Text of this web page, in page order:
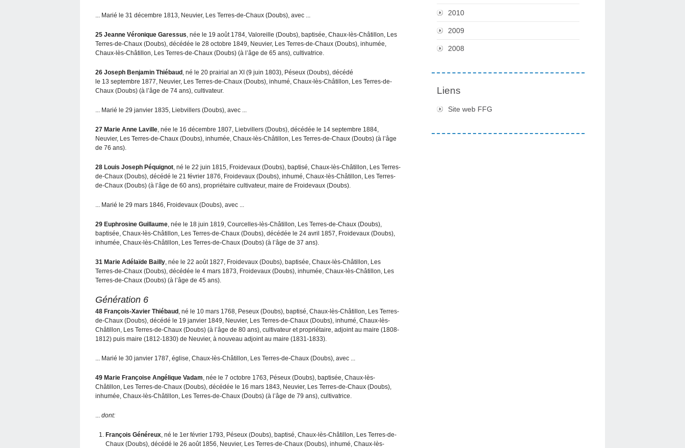
... Marié le 31 décembre 1813, Neuvier, Les Terres-de-Chaux (Doubs), avec ...
25 Jeanne Véronique Garessus, née le 19 août 1784, Valoreille (Doubs), baptisée, Chaux-lès-Châtillon, Les
Terres-de-Chaux (Doubs), décédée le 28 octobre 1849, Neuvier, Les Terres-de-Chaux (Doubs), inhumée,
Chaux-lès-Châtillon, Les Terres-de-Chaux (Doubs) (à l’âge de 65 ans), cultivatrice.
26 Joseph Benjamin Thiébaud, né le 20 prairial an XI (9 juin 1803), Péseux (Doubs), décédé
le 13 septembre 1877, Neuvier, Les Terres-de-Chaux (Doubs), inhumé, Chaux-lès-Châtillon, Les Terres-de-
Chaux (Doubs) (à l’âge de 74 ans), cultivateur.
... Marié le 29 janvier 1835, Liebvillers (Doubs), avec ...
27 Marie Anne Laville, née le 16 décembre 1807, Liebvillers (Doubs), décédée le 14 septembre 1884,
Neuvier, Les Terres-de-Chaux (Doubs), inhumée, Chaux-lès-Châtillon, Les Terres-de-Chaux (Doubs) (à l’âge
de 76 ans).
28 Louis Joseph Péquignot, né le 22 juin 1815, Froidevaux (Doubs), baptisé, Chaux-lès-Châtillon, Les Terres-
de-Chaux (Doubs), décédé le 21 février 1876, Froidevaux (Doubs), inhumé, Chaux-lès-Châtillon, Les Terres-
de-Chaux (Doubs) (à l’âge de 60 ans), propriétaire cultivateur, maire de Froidevaux (Doubs).
... Marié le 29 mars 1846, Froidevaux (Doubs), avec ...
29 Euphrosine Guillaume, née le 18 juin 1819, Courcelles-lès-Châtillon, Les Terres-de-Chaux (Doubs),
baptisée, Chaux-lès-Châtillon, Les Terres-de-Chaux (Doubs), décédée le 24 avril 1857, Froidevaux (Doubs),
inhumée, Chaux-lès-Châtillon, Les Terres-de-Chaux (Doubs) (à l’âge de 37 ans).
31 Marie Adélaïde Bailly, née le 22 août 1827, Froidevaux (Doubs), baptisée, Chaux-lès-Châtillon, Les
Terres-de-Chaux (Doubs), décédée le 4 mars 1873, Froidevaux (Doubs), inhumée, Chaux-lès-Châtillon, Les
Terres-de-Chaux (Doubs) (à l’âge de 45 ans).
Génération 6
48 François-Xavier Thiébaud, né le 10 mars 1768, Peseux (Doubs), baptisé, Chaux-lès-Châtillon, Les Terres-
de-Chaux (Doubs), décédé le 19 janvier 1849, Neuvier, Les Terres-de-Chaux (Doubs), inhumé, Chaux-lès-
Châtillon, Les Terres-de-Chaux (Doubs) (à l’âge de 80 ans), cultivateur et propriétaire, adjoint au maire (1808-
1812) puis maire (1812-1830) de Neuvier, à nouveau adjoint au maire (1831-1833).
... Marié le 30 janvier 1787, église, Chaux-lès-Châtillon, Les Terres-de-Chaux (Doubs), avec ...
49 Marie Françoise Angélique Vadam, née le 7 octobre 1763, Péseux (Doubs), baptisée, Chaux-lès-
Châtillon, Les Terres-de-Chaux (Doubs), décédée le 16 mars 1843, Neuvier, Les Terres-de-Chaux (Doubs),
inhumée, Chaux-lès-Châtillon, Les Terres-de-Chaux (Doubs) (à l’âge de 79 ans), cultivatrice.
... dont:
François Généreux, né le 1er février 1793, Péseux (Doubs), baptisé, Chaux-lès-Châtillon, Les Terres-de-
Chaux (Doubs), décédé le 26 août 1856, Neuvier, Les Terres-de-Chaux (Doubs), inhumé, Chaux-lès-
2010
2009
2008
Liens
Site web FFG